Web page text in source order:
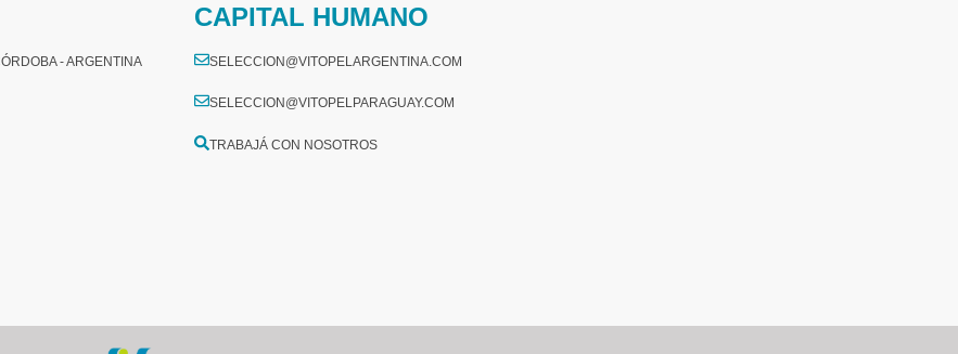
- ARGENTINA
CAPITAL HUMANO
SELECCION@VITOPELARGENTINA.COM
SELECCION@VITOPELPARAGUAY.COM
TRABAJÁ CON NOSOTROS